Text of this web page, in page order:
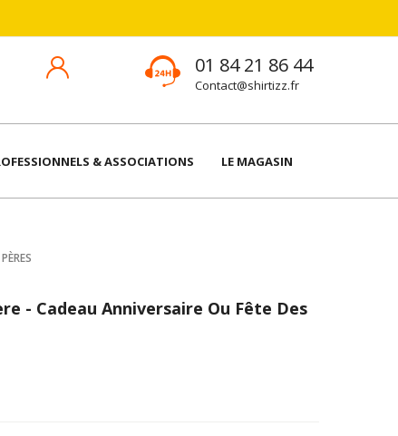
01 84 21 86 44
Contact@shirtizz.fr
& ASSOCIATIONS LE MAGASIN
- Cadeau Anniversaire Ou Fête Des